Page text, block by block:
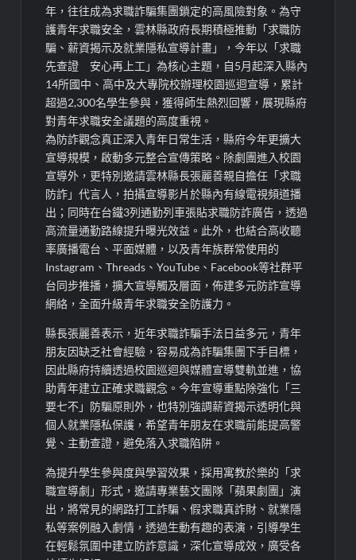
年，往往成為求職詐騙集團鎖定的高風險對象。為守
護青年求職安全，雲林縣政府長期積極推動「求職防
騙、薪資揭示及就業隱私宣導計畫」，今年以「求職
先查證 安心再上工」為核心主題，自5月起深入縣內
14所國中、高中及大專院校辦理校園巡迴宣導，累計
超過2,300名學生參與，獲得師生熱烈回響，展現縣府
對青年求職安全議題的高度重視。
為防詐觀念真正深入青年日常生活，縣府今年更擴大
宣導規模，啟動多元整合宣傳策略。除劇團進入校園
宣導外，更特別邀請雲林縣長張麗善親自擔任「求職
防詐」代言人，拍攝宣導影片於縣內有線電視頻道播
出；同時在台鐵3列通勤列車張貼求職防詐廣告，透過
高流量通勤路線提升曝光效益。此外，也結合高收聽
率廣播電台、平面媒體，以及青年族群常使用的
Instagram、Threads、YouTube、Facebook等社群平
台同步推播，擴大宣導觸及層面，佈建多元防詐宣導
網絡，全面升級青年求職安全防護力。
縣長張麗善表示，近年求職詐騙手法日益多元，青年
朋友因缺乏社會經驗，容易成為詐騙集團下手目標，
因此縣府持續透過校園巡迴與媒體宣導雙軌並進，協
助青年建立正確求職觀念。今年宣導重點除強化「三
要七不」防騙原則外，也特別強調薪資揭示透明化與
個人就業隱私保護，希望青年朋友在求職前能提高警
覺、主動查證，避免落入求職陷阱。
為提升學生參與度與學習效果，採用寓教於樂的「求
職宣導劇」形式，邀請專業藝文團隊「蘋果劇團」演
出，將常見的網路打工詐騙、假求職真詐財、就業隱
私等案例融入劇情，透過生動有趣的表演，引導學生
在輕鬆氛圍中建立防詐意識，深化宣導成效，廣受各